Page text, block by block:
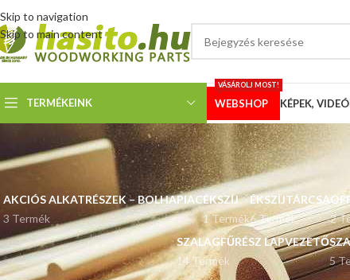
Skip to navigation
Skip to main content
TERMÉKEINK WEBSHOP
VÁSÁROLJ MOST!
KÉPEK,
AKCIÓS ALKATRÉSZEK – BOLHAPIAC
3 Termék
ÉKSZÍJ
1 Termék
ÉKSZÍJTÁRCSA
6 Termék
2
SZALAGFŰRÉSZ LAPVEZETŐ
14 Termék
5